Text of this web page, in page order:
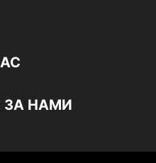
ЗА НАМИ